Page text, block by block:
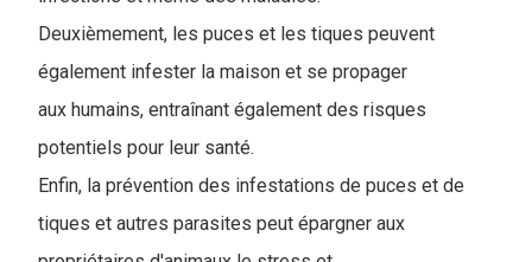
Deuxièmement, les puces et les tiques peuvent
également infester la maison et se propager
aux humains, entraînant également des risques
potentiels pour leur santé.
Enfin, la prévention des infestations de puces et de
tiques et autres parasites peut épargner aux